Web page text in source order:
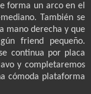
forma un arco en el
También se
mano derecha y que
friend pequeño.
continua por placa
y completaremos
cómoda plataforma